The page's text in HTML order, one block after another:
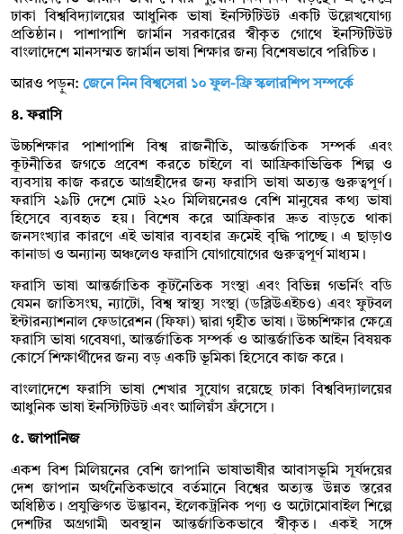
ঢাকা বিশ্ববিদ্যালয়ের আধুনিক ভাষা ইনস্টিটিউট একটি উল্লেখযোগ্য
প্রতিষ্ঠান। পাশাপাশি জার্মান সরকারের স্বীকৃত গোথে ইনস্টিটিউট
বাংলাদেশে মানসম্মত জার্মান ভাষা শিক্ষার জন্য বিশেষভাবে পরিচিত।
আরও পড়ুন: জেনে নিন বিশ্বসেরা ১০ ফুল-ফ্রি স্কলারশিপ সম্পর্কে
৪. ফরাসি
উচ্চশিক্ষার পাশাপাশি বিশ্ব রাজনীতি, আন্তর্জাতিক সম্পর্ক এবং
কূটনীতির জগতে প্রবেশ করতে চাইলে বা আফ্রিকাভিত্তিক শিল্প ও
ব্যবসায় কাজ করতে আগ্রহীদের জন্য ফরাসি ভাষা অত্যন্ত গুরুত্বপূর্ণ।
ফরাসি ২৯টি দেশে মোট ২২০ মিলিয়নেরও বেশি মানুষের কথ্য ভাষা
হিসেবে ব্যবহৃত হয়। বিশেষ করে আফ্রিকার দ্রুত বাড়তে থাকা
জনসংখ্যার কারণে এই ভাষার ব্যবহার ক্রমেই বৃদ্ধি পাচ্ছে। এ ছাড়াও
কানাডা ও অন্যান্য অঞ্চলেও ফরাসি যোগাযোগের গুরুত্বপূর্ণ মাধ্যম।
ফরাসি ভাষা আন্তর্জাতিক কূটনৈতিক সংস্থা এবং বিভিন্ন গভর্নিং বডি
যেমন জাতিসংঘ, ন্যাটো, বিশ্ব স্বাস্থ্য সংস্থা (ডব্লিউএইচও) এবং ফুটবল
ইন্টারন্যাশনাল ফেডারেশন (ফিফা) দ্বারা গৃহীত ভাষা। উচ্চশিক্ষার ক্ষেত্রে
ফরাসি ভাষা গবেষণা, আন্তর্জাতিক সম্পর্ক ও আন্তর্জাতিক আইন বিষয়ক
কোর্সে শিক্ষার্থীদের জন্য বড় একটি ভূমিকা হিসেবে কাজ করে।
বাংলাদেশে ফরাসি ভাষা শেখার সুযোগ রয়েছে ঢাকা বিশ্ববিদ্যালয়ের
আধুনিক ভাষা ইনস্টিটিউট এবং আলিয়ঁস ফ্রঁসেসে।
৫. জাপানিজ
একশ বিশ মিলিয়নের বেশি জাপানি ভাষাভাষীর আবাসভূমি সূর্যদয়ের
দেশ জাপান অর্থনৈতিকভাবে বর্তমানে বিশ্বের অত্যন্ত উন্নত স্তরের
অধিষ্ঠিত। প্রযুক্তিগত উদ্ভাবন, ইলেকট্রনিক পণ্য ও অটোমোবাইল শিল্পে
দেশটির অগ্রগামী অবস্থান আন্তর্জাতিকভাবে স্বীকৃত। একই সঙ্গে